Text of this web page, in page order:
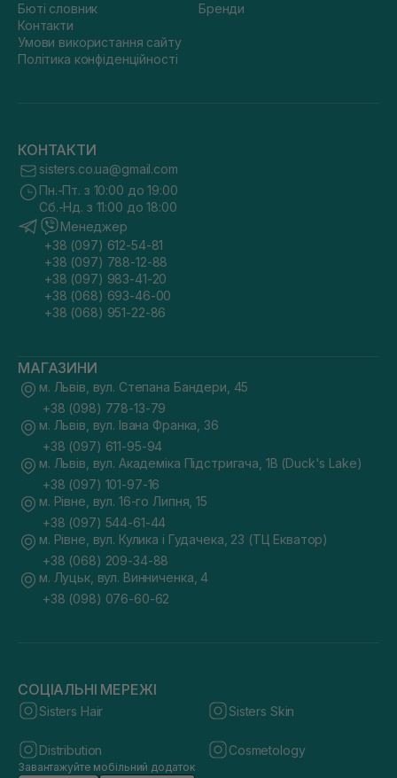
Бюті словник
Контакти
Умови використання сайту
Політика конфіденційності
Бренди
КОНТАКТИ
sisters.co.ua@gmail.com
Пн.-Пт. з 10:00 до 19:00
Сб.-Нд. з 11:00 до 18:00
Менеджер
+38 (097) 612-54-81
+38 (097) 788-12-88
+38 (097) 983-41-20
+38 (068) 693-46-00
+38 (068) 951-22-86
МАГАЗИНИ
м. Львів, вул. Степана Бандери, 45
+38 (098) 778-13-79
м. Львів, вул. Івана Франка, 36
+38 (097) 611-95-94
м. Львів, вул. Академіка Підстригача, 1В (Duck's Lake)
+38 (097) 101-97-16
м. Рівне, вул. 16-го Липня, 15
+38 (097) 544-61-44
м. Рівне, вул. Кулика і Гудачека, 23 (ТЦ Екватор)
+38 (068) 209-34-88
м. Луцьк, вул. Винниченка, 4
+38 (098) 076-60-62
СОЦІАЛЬНІ МЕРЕЖІ
Sisters Hair Sisters Skin
Distribution Cosmetology
Завантажуйте мобільний додаток